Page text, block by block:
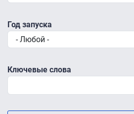
Год запуска
Ключевые слова